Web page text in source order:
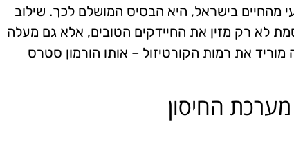
מהחיים בישראל, היא הבסיס המושלם לכך. שילוב
לא רק מזין את החיידקים הטובים, אלא גם מעלה
את רמות הקורטיזול – אותו הורמון סטרס